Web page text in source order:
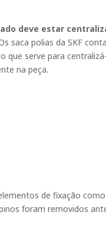
deve estar
saca polias da SKF
que serve para
na peça.
de fixação como
foram removidos